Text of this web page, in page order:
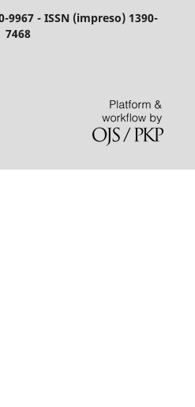
9967 - ISSN (impreso) 1390-
7468